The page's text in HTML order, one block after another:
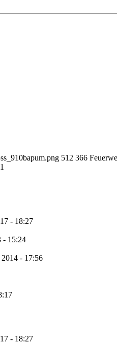
512 366
- 18:27
- 15:24
- 17:56
- 18:27